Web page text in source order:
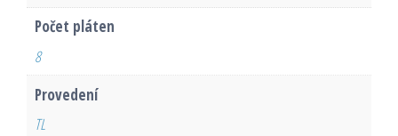
Počet pláten
8
Provedení
TL